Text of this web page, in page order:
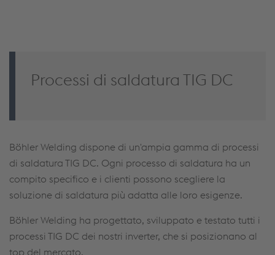
Processi di saldatura TIG DC
Böhler Welding dispone di un'ampia gamma di processi
di saldatura TIG DC. Ogni processo di saldatura ha un
compito specifico e i clienti possono scegliere la
soluzione di saldatura più adatta alle loro esigenze.
Böhler Welding ha progettato, sviluppato e testato tutti i
processi TIG DC dei nostri inverter, che si posizionano al
top del mercato.